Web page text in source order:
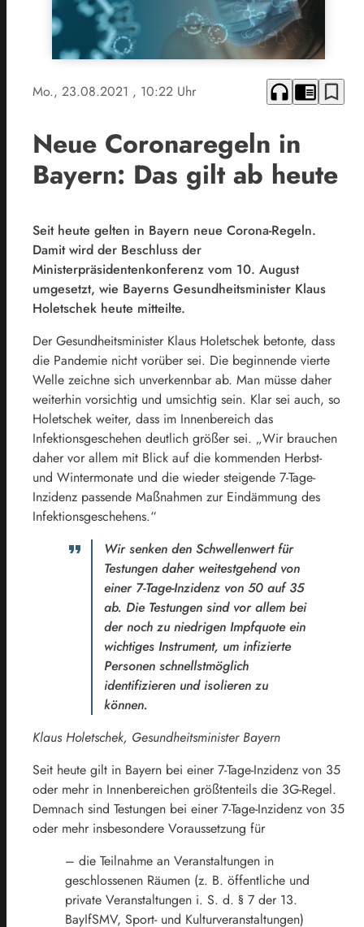
Mo., 23.08.2021 , 10:22 Uhr headphones chrome_reader_mode bookmark_border
Neue Coronaregeln in
Bayern: Das gilt ab heute
Seit heute gelten in Bayern neue Corona-Regeln.
Damit wird der Beschluss der
Ministerpräsidentenkonferenz vom 10. August
umgesetzt, wie Bayerns Gesundheitsminister Klaus
Holetschek heute mitteilte.
Der Gesundheitsminister Klaus Holetschek betonte, dass
die Pandemie nicht vorüber sei. Die beginnende vierte
Welle zeichne sich unverkennbar ab. Man müsse daher
weiterhin vorsichtig und umsichtig sein. Klar sei auch, so
Holetschek weiter, dass im Innenbereich das
Infektionsgeschehen deutlich größer sei. „Wir brauchen
daher vor allem mit Blick auf die kommenden Herbst-
und Wintermonate und die wieder steigende 7-Tage-
Inzidenz passende Maßnahmen zur Eindämmung des
Infektionsgeschehens.“
Wir senken den Schwellenwert für
Testungen daher weitestgehend von
einer 7-Tage-Inzidenz von 50 auf 35
ab. Die Testungen sind vor allem bei
der noch zu niedrigen Impfquote ein
wichtiges Instrument, um infizierte
Personen schnellstmöglich
identifizieren und isolieren zu
können.
Klaus Holetschek, Gesundheitsminister Bayern
Seit heute gilt in Bayern bei einer 7-Tage-Inzidenz von 35
oder mehr in Innenbereichen größtenteils die 3G-Regel.
Demnach sind Testungen bei einer 7-Tage-Inzidenz von 35
oder mehr insbesondere Voraussetzung für
– die Teilnahme an Veranstaltungen in
geschlossenen Räumen (z. B. öffentliche und
private Veranstaltungen i. S. d. § 7 der 13.
BayIfSMV, Sport- und Kulturveranstaltungen)